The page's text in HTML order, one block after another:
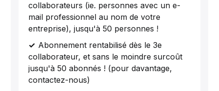
collaborateurs (ie. personnes avec un e-
mail professionnel au nom de votre
entreprise), jusqu'à 50 personnes !
Abonnement rentabilisé dès le 3e
collaborateur, et sans le moindre surcoût
jusqu'à 50 abonnés ! (pour davantage,
contactez-nous)